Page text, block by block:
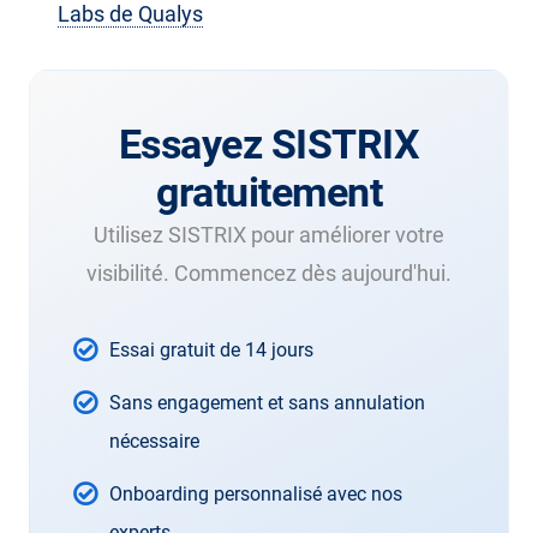
Labs de Qualys
Essayez SISTRIX
gratuitement
Utilisez SISTRIX pour améliorer votre
visibilité. Commencez dès aujourd'hui.
Essai gratuit de 14 jours
Sans engagement et sans annulation
nécessaire
Onboarding personnalisé avec nos